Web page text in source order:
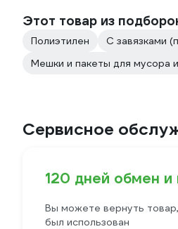
Этот товар из
Полиэтилен С завязками
Мешки и пакеты для мусора
Сервисное
120 дней обмен и
Вы можете вернуть
был использован